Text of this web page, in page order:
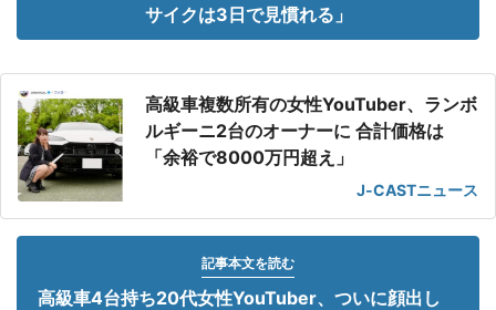
サイクは3日で見慣れる」
高級車複数所有の女性YouTuber、ランボ
ルギーニ2台のオーナーに 合計価格は
「余裕で8000万円超え」
J-CASTニュース
記事本文を読む
高級車4台持ち20代女性YouTuber、ついに顔出し